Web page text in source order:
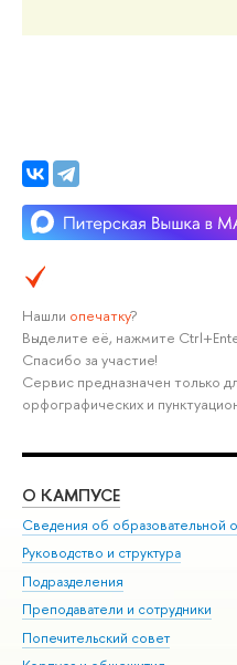
Нашли опечатку?
Выделите её, нажмите
Спасибо за участие!
Сервис предназначен только
орфографических и
О КАМПУСЕ
Сведения об образовательной
Руководство и структура
Подразделения
Преподаватели и сотрудники
Попечительский совет